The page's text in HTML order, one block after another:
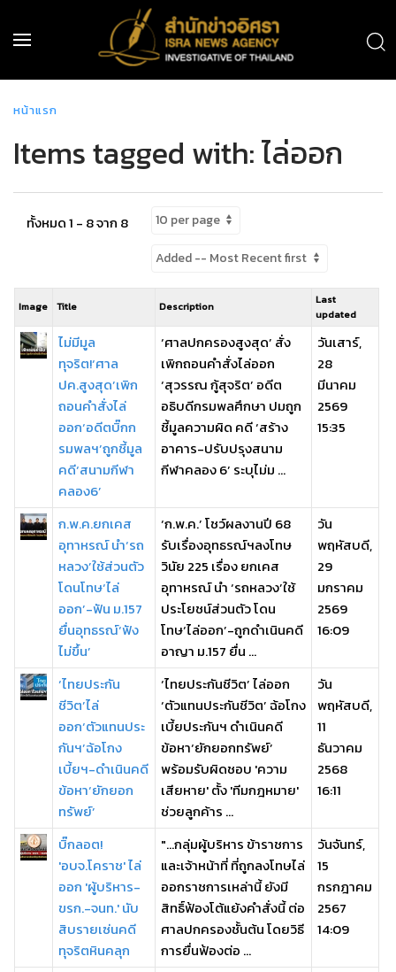
หน้าแรก
Items tagged with: ไล่ออก
ทั้งหมด 1 - 8 จาก 8
Image Title Description
Last
updated
ไม่มีมูล
ทุจริต!‘ศาล
ปค.สูงสุด’เพิก
ถอนคำสั่งไล่
ออก‘อดีตบิ๊กก
รมพลฯ’ถูกชี้มูล
คดี‘สนามกีฬา
คลอง6’
‘ศาลปกครองสูงสุด’ สั่ง
เพิกถอนคำสั่งไล่ออก
‘สุวรรณ กู้สุจริต’ อดีต
อธิบดีกรมพลศึกษา ปมถูก
ชี้มูลความผิด คดี ‘สร้าง
อาคาร-ปรับปรุงสนาม
กีฬาคลอง 6’ ระบุไม่ม ...
วันเสาร์,
28
มีนาคม
2569
15:35
ก.พ.ค.ยกเคส
อุทาหรณ์ นำ‘รถ
หลวง’ใช้ส่วนตัว
โดนโทษ‘ไล่
ออก’-ฟัน ม.157
ยื่นอุทธรณ์‘ฟัง
ไม่ขึ้น’
‘ก.พ.ค.’ โชว์ผลงานปี 68
รับเรื่องอุทธรณ์ฯลงโทษ
วินัย 225 เรื่อง ยกเคส
อุทาหรณ์ นำ ‘รถหลวง’ใช้
ประโยชน์ส่วนตัว โดน
โทษ‘ไล่ออก’-ถูกดำเนินคดี
อาญา ม.157 ยื่น ...
วัน
พฤหัสบดี,
29
มกราคม
2569
16:09
‘ไทยประกัน
ชีวิต’ไล่
ออก‘ตัวแทนประ
กันฯ’ฉ้อโกง
เบี้ยฯ-ดำเนินคดี
ข้อหา‘ยักยอก
ทรัพย์’
‘ไทยประกันชีวิต’ ไล่ออก
‘ตัวแทนประกันชีวิต’ ฉ้อโกง
เบี้ยประกันฯ ดำเนินคดี
ข้อหา‘ยักยอกทรัพย์’
พร้อมรับผิดชอบ 'ความ
เสียหาย' ตั้ง 'ทีมกฎหมาย'
ช่วยลูกค้าร ...
วัน
พฤหัสบดี,
11
ธันวาคม
2568
16:11
บิ๊กลอต!
'อบจ.โคราช' ไล่
ออก 'ผู้บริหาร-
ขรก.-จนท.' นับ
สิบรายเซ่นคดี
ทุจริตหินคลุก
"...กลุ่มผู้บริหาร ข้าราชการ
และเจ้าหน้าที่ ที่ถูกลงโทษไล่
ออกราชการเหล่านี้ ยังมี
สิทธิ์ฟ้องโต้แย้งคำสั่งนี้ ต่อ
ศาลปกครองชั้นต้น โดยวิธี
การยื่นฟ้องต่อ ...
วันจันทร์,
15
กรกฎาคม
2567
14:09